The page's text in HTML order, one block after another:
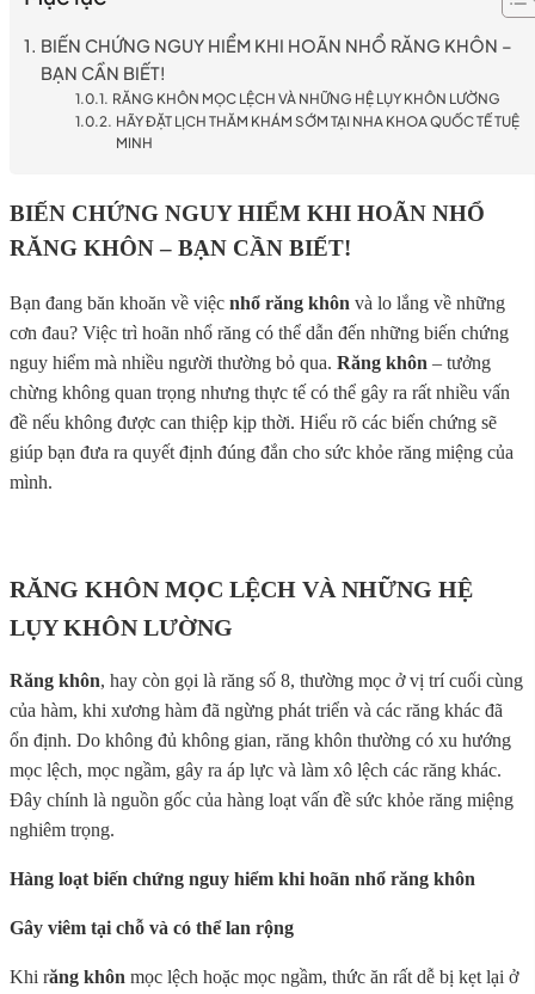
BIẾN CHỨNG NGUY HIỂM KHI HOÃN NHỔ RĂNG KHÔN –
BẠN CẦN BIẾT!
RĂNG KHÔN MỌC LỆCH VÀ NHỮNG HỆ LỤY KHÔN LƯỜNG
HÃY ĐẶT LỊCH THĂM KHÁM SỚM TẠI NHA KHOA QUỐC TẾ TUỆ
MINH
BIẾN CHỨNG NGUY HIỂM KHI HOÃN NHỔ
RĂNG KHÔN – BẠN CẦN BIẾT!
Bạn đang băn khoăn về việc nhổ răng khôn và lo lắng về những
cơn đau? Việc trì hoãn nhổ răng có thể dẫn đến những biến chứng
nguy hiểm mà nhiều người thường bỏ qua. Răng khôn – tưởng
chừng không quan trọng nhưng thực tế có thể gây ra rất nhiều vấn
đề nếu không được can thiệp kịp thời. Hiểu rõ các biến chứng sẽ
giúp bạn đưa ra quyết định đúng đắn cho sức khỏe răng miệng của
mình.
RĂNG KHÔN MỌC LỆCH VÀ NHỮNG HỆ
LỤY KHÔN LƯỜNG
Răng khôn, hay còn gọi là răng số 8, thường mọc ở vị trí cuối cùng
của hàm, khi xương hàm đã ngừng phát triển và các răng khác đã
ổn định. Do không đủ không gian, răng khôn thường có xu hướng
mọc lệch, mọc ngầm, gây ra áp lực và làm xô lệch các răng khác.
Đây chính là nguồn gốc của hàng loạt vấn đề sức khỏe răng miệng
nghiêm trọng.
Hàng loạt biến chứng nguy hiểm khi hoãn nhổ răng khôn
Gây viêm tại chỗ và có thể lan rộng
Khi răng khôn mọc lệch hoặc mọc ngầm, thức ăn rất dễ bị kẹt lại ở